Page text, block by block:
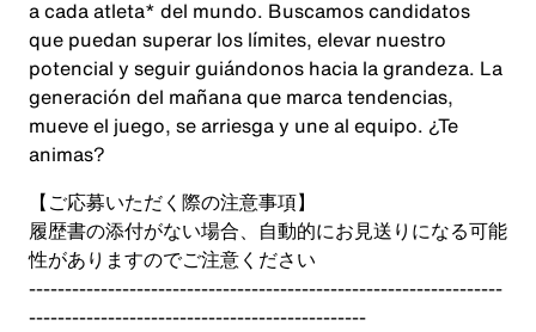
a cada atleta* del mundo. Buscamos candidatos
que puedan superar los límites, elevar nuestro
potencial y seguir guiándonos hacia la grandeza. La
generación del mañana que marca tendencias,
mueve el juego, se arriesga y une al equipo. ¿Te
animas?
【ご応募いただく際の注意事項】
履歴書の添付がない場合、自動的にお見送りになる可能
性がありますのでご注意ください
------------------------------------------------------------------
-----------------------------------------------